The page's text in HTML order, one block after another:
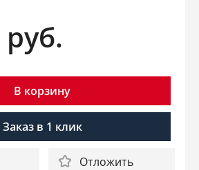
руб.
В корзину
Заказ в 1 клик
Отложить